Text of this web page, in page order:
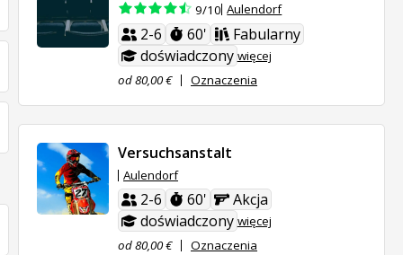
9/10 Aulendorf
2-6 60'
Fabularny
doświadczony więcej
od 80,00 €
Oznaczenia
Versuchsanstalt
Aulendorf
2-6 60'
Akcja
doświadczony więcej
od 80,00 €
Oznaczenia